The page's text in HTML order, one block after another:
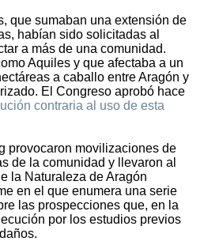
que sumaban una extensión de
habían sido solicitadas al
a más de una comunidad.
Aquiles y que afectaba a un
a caballo entre Aragón y
El Congreso aprobó hace
contraria al uso de esta
provocaron movilizaciones de
de la comunidad y llevaron al
la Naturaleza de Aragón
en el que enumera una serie
las prospecciones que, en la
por los estudios previos